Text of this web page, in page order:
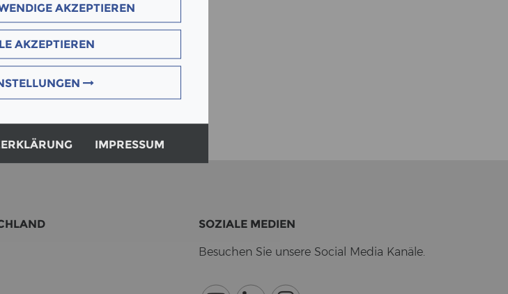
AKZEPTIEREN
AKZEPTIEREN
IMPRESSUM
SO­ZIA­LE ME­DI­EN
Be­su­chen Sie un­se­re So­cial Media Ka­nä­le.